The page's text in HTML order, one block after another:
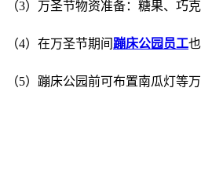
（3）万圣节物资准备：糖果、巧
（4）在万圣节期间 蹦床公园员工
（5）蹦床公园前可布置南瓜灯等